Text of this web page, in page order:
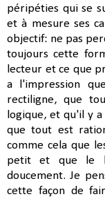
péripéties qui se
et à mesure ses
objectif: ne pas
toujours cette
lecteur et ce que
a l'impression
rectiligne, que
logique, et qu'il y
que tout est
comme cela que
petit et que le
doucement. Je
cette façon de